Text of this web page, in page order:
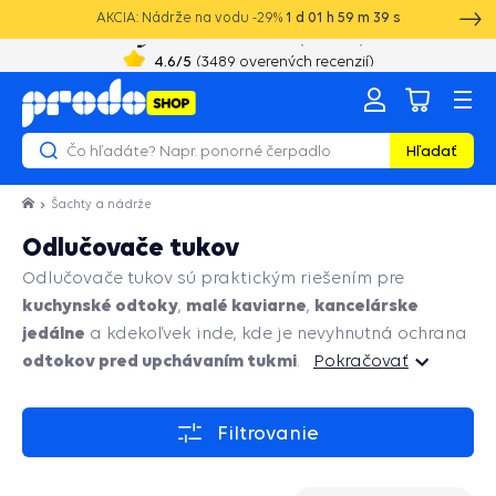
AKCIA: Nádrže na vodu -29% 1 d 01 h 59 m 39 s
4.6 /5 (3489 overených recenzií)
Hľadať
Šachty a nádrže
Odlučovače tukov
Odlučovače tukov sú praktickým riešením pre
kuchynské odtoky, malé kaviarne, kancelárske
jedálne a kdekoľvek inde, kde je nevyhnutná ochrana
odtokov pred upchávaním tukmi Pokračovať
Pokračovať
Filtrovanie